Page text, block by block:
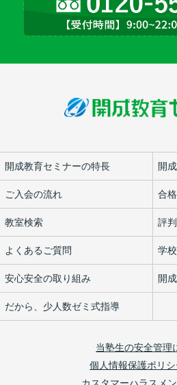
開成教育セミナーの特長 開
ご入会の流れ 合
教室検索 評
よくあるご質問 学
安心安全の取り組み 開
だから、少人数ゼミ式指導
当塾生の安全管理
個人情報保護ポリ